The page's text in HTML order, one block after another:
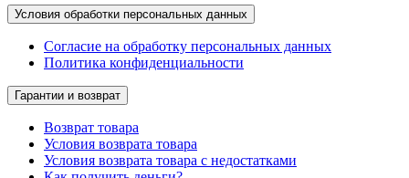
Условия обработки персональных данных
Согласие на обработку персональных данных
Политика конфиденциальности
Гарантии и возврат
Возврат товара
Условия возврата товара
Условия возврата товара с недостатками